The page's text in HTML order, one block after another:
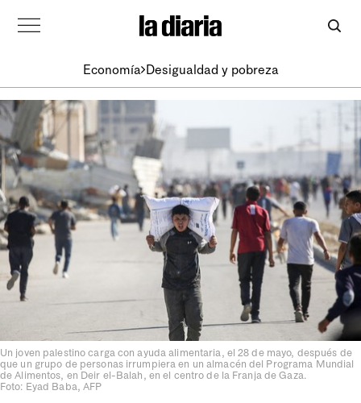
Economía Desigualdad y pobreza
Un joven palestino carga con ayuda alimentaria, el 28 de mayo, después de
que un grupo de personas irrumpiera en un almacén del Programa Mundial
de Alimentos, en Deir el-Balah, en el centro de la Franja de Gaza.
Foto: Eyad Baba, AFP